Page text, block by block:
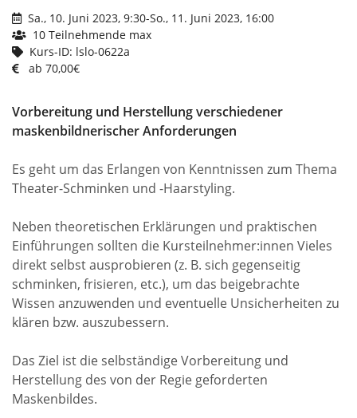
Sa., 10. Juni 2023, 9:30-So., 11. Juni 2023, 16:00
10 Teilnehmende max
Kurs-ID: lslo-0622a
ab 70,00€
Vorbereitung und Herstellung verschiedener
maskenbildnerischer Anforderungen
Es geht um das Erlangen von Kenntnissen zum Thema
Theater-Schminken und -Haarstyling.
Neben theoretischen Erklärungen und praktischen
Einführungen sollten die Kursteilnehmer:innen Vieles
direkt selbst ausprobieren (z. B. sich gegenseitig
schminken, frisieren, etc.), um das beigebrachte
Wissen anzuwenden und eventuelle Unsicherheiten zu
klären bzw. auszubessern.
Das Ziel ist die selbständige Vorbereitung und
Herstellung des von der Regie geforderten
Maskenbildes.